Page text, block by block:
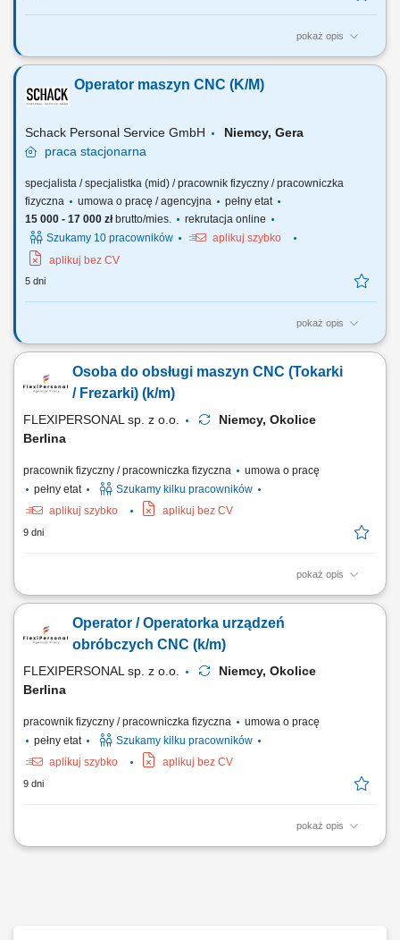
pokaż opis
Opis stanowiska: Samodzielna obsługa i nadzór nad pracą maszyn
monitorowanie procesu produkcji. Kontrola jakości wykonanych
elementów zgodnie z rysunkiem technicznym i normami. Wykonywanie
Operator maszyn CNC (K/M)
Schack Personal Service GmbH
Niemcy, Gera
praca stacjonarna
specjalista / specjalistka (mid) / pracownik fizyczny / pracowniczka
fizyczna
umowa o pracę / agencyjna
pełny etat
15 000 - 17 000 złbrutto/mies.
rekrutacja online
Szukamy 10 pracowników
aplikuj szybko
aplikuj bez CV
5 dni
pokaż opis
Opis stanowiska: Samodzielna obsługa i nadzór nad pracą maszyn
monitorowanie procesu produkcji. Kontrola jakości wykonanych
elementów zgodnie z rysunkiem technicznym i normami. Wykonywanie
Osoba do obsługi maszyn CNC (Tokarki
/ Frezarki) (k/m)
FLEXIPERSONAL sp. z o.o.
Niemcy, Okolice
Berlina
pracownik fizyczny / pracowniczka fizyczna
umowa o pracę
pełny etat
Szukamy kilku pracowników
aplikuj szybko
aplikuj bez CV
9 dni
pokaż opis
Opis stanowiska: Bieżąca obsługa tokarek lub frezarek numerycznych w
produkcyjnych bez konieczności ich pisania; Sprawne mocowanie
materiału oraz ustawianie półfabrykatów w przestrzeni roboczej;
Operator / Operatorka urządzeń
obróbczych CNC (k/m)
FLEXIPERSONAL sp. z o.o.
Niemcy, Okolice
Berlina
pracownik fizyczny / pracowniczka fizyczna
umowa o pracę
pełny etat
Szukamy kilku pracowników
aplikuj szybko
aplikuj bez CV
9 dni
pokaż opis
Opis stanowiska: Bazowanie, montaż i uzbrajanie elementów w